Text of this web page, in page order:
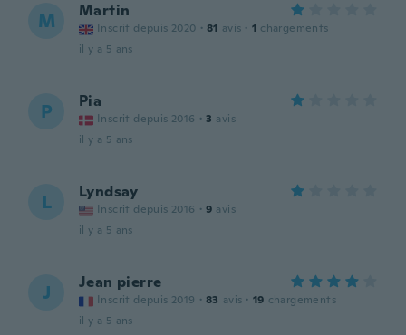
M Martin
Inscrit depuis 2020 · 81 avis · 1 chargements
il y a 5 ans
P Pia
Inscrit depuis 2016 · 3 avis
il y a 5 ans
L Lyndsay
Inscrit depuis 2016 · 9 avis
il y a 5 ans
J Jean pierre
Inscrit depuis 2019 · 83 avis · 19 chargements
il y a 5 ans